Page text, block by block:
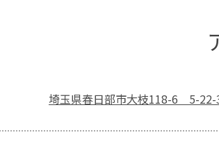
埼玉県春日部市大枝118-6 5-22-